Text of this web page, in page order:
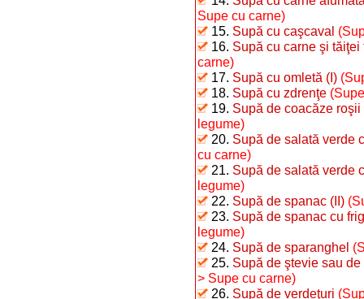
Supe cu carne)
15. Supă cu caşcaval
16. Supă cu carne şi tăiţei
carne)
17. Supă cu omletă (I)
18. Supă cu zdrenţe
19. Supă de coacăze roşii
legume)
20. Supă de salată verde
cu carne)
21. Supă de salată verde
legume)
22. Supă de spanac (II)
23. Supă de spanac cu
legume)
24. Supă de sparanghel
25. Supă de ştevie sau
> Supe cu carne)
26. Supă de verdeţuri